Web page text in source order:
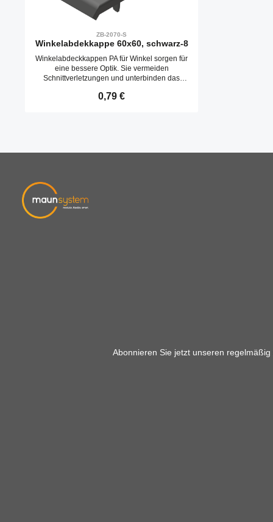
ZB-2070-S
Winkelabdekkappe 60x60, schwarz-8
Winkelabdeckkappen PA für Winkel sorgen für
eine bessere Optik. Sie vermeiden
Schnittverletzungen und unterbinden das
simpel.
Regulärer Preis:
0,79 €
Abonnieren Sie jetzt unseren